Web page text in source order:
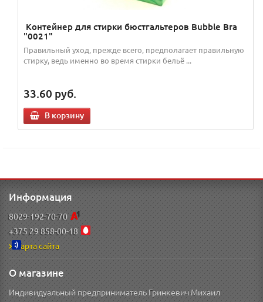
Контейнер для стирки бюстгальтеров Bubble Bra
"0021"
Правильный уход, прежде всего, предполагает правильную
стирку, ведь именно во время стирки бельё ...
33.60 руб.
В корзину
Информация
8029-192-70-70
+375 29 858-00-18
Карта сайта
О магазине
Индивидуальный предприниматель Гринкевич Михаил